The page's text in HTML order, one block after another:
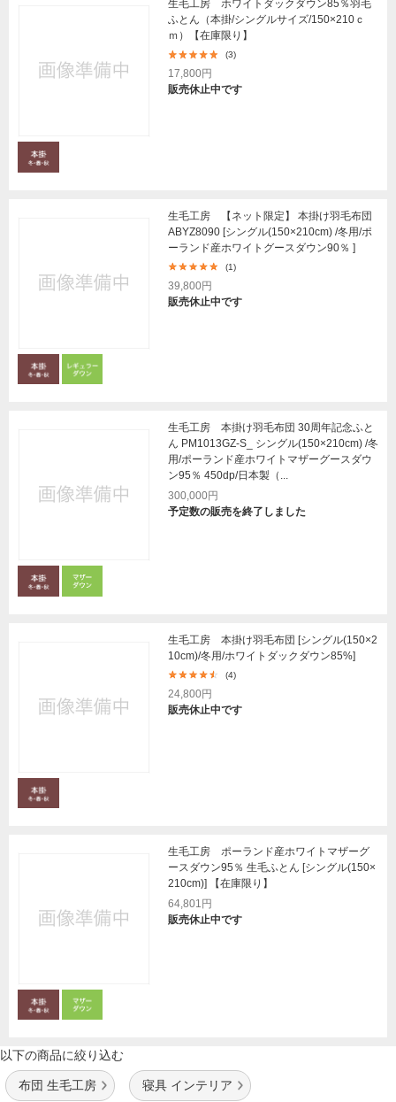
生毛工房 ホワイトダックダウン85％羽毛
ふとん（本掛/シングルサイズ/150×210ｃ
ｍ）【在庫限り】
(3)
17,800円
販売休止中です
生毛工房 【ネット限定】 本掛け羽毛布団
ABYZ8090 [シングル(150×210cm) /冬用/ポ
ーランド産ホワイトグースダウン90％ ]
(1)
39,800円
販売休止中です
生毛工房 本掛け羽毛布団 30周年記念ふと
ん PM1013GZ-S_ シングル(150×210cm) /冬
用/ポーランド産ホワイトマザーグースダウ
ン95％ 450dp/日本製（...
300,000円
予定数の販売を終了しました
生毛工房 本掛け羽毛布団 [シングル(150×2
10cm)/冬用/ホワイトダックダウン85%]
(4)
24,800円
販売休止中です
生毛工房 ポーランド産ホワイトマザーグ
ースダウン95％ 生毛ふとん [シングル(150×
210cm)] 【在庫限り】
64,801円
販売休止中です
以下の商品に絞り込む
布団 生毛工房 寝具 インテリア